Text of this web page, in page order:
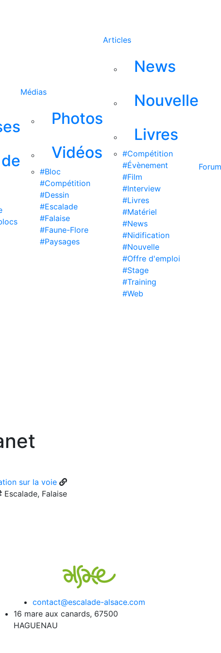
Médias
Photos
Vidéos
#Bloc
#Compétition
#Dessin
#Escalade
#Falaise
#Faune-Flore
#Paysages
Articles
News
Nouvelle
Livres
#Compétition
#Évènement
#Film
#Interview
#Livres
#Matériel
#News
#Nidification
#Nouvelle
#Offre d'emploi
#Stage
#Training
#Web
Forum
sur la voie
Escalade, Falaise
contact@escalade-alsace.com
16 mare aux canards, 67500
HAGUENAU